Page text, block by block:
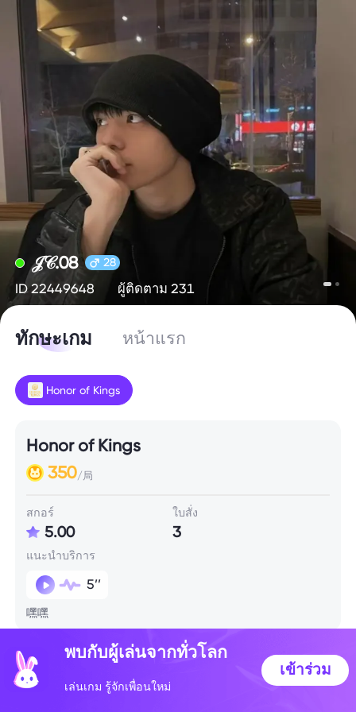
𝒥𝒞.08 28
ID 22449648 ผู้ติดตาม 231
ทักษะเกม หน้าแรก
Honor of Kings
Honor of Kings
350/局
สกอร์
5.00
ใบสั่ง
3
แนะนำบริการ
5’’
嘿嘿
ข้อมูลทักษะ
พบกับผู้เล่นจากทั่วโลก
เล่นเกม รู้จักเพื่อนใหม่
เข้าร่วม